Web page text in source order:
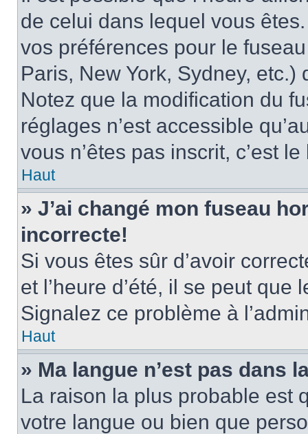
de celui dans lequel vous
vos préférences pour le
Paris, New York, Sydney, etc.)
Notez que la modification du
réglages n’est accessible
vous n’êtes pas inscrit, c’est
Haut
» J’ai changé mon fuseau
incorrecte!
Si vous êtes sûr d’avoir
et l’heure d’été, il se peut que
Signalez ce problème à
Haut
» Ma langue n’est pas dans
La raison la plus probable est
votre langue ou bien que